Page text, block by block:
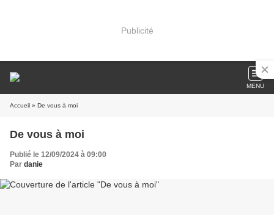
Publicité
MENU
Accueil » De vous à moi
De vous à moi
Publié le 12/09/2024 à 09:00
Par danie